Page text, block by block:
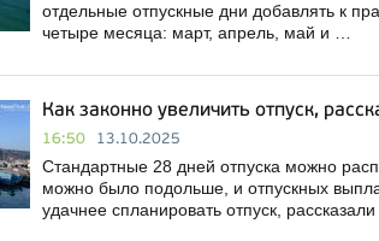
отдельные отпускные дни добавлять к
четыре месяца: март, апрель, май и …
Как законно увеличить отпуск,
16:50 13.10.2025
Стандартные 28 дней отпуска можно
можно было подольше, и отпускных
удачнее спланировать отпуск,